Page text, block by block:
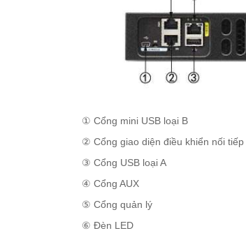
① Cổng mini USB loại B
② Cổng giao diện điều khiển nối tiếp
③ Cổng USB loại A
④ Cổng AUX
⑤ Cổng quản lý
⑥ Đèn LED